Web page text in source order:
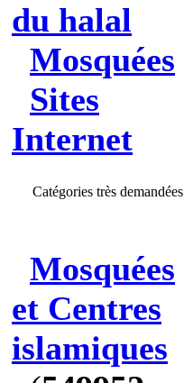
du halal
Mosquées
Sites
Internet
Catégories très demandées
Mosquées
et Centres
islamiques